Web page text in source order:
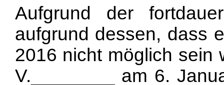
Aufgrund der
aufgrund dessen, dass
2016 nicht möglich sein
V.________ am 6.